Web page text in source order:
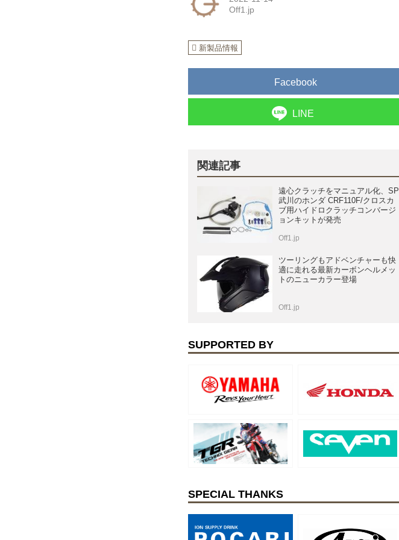
Off1.jp
新製品情報
Facebook
LINE
関連記事
遠心クラッチをマニュアル化、SP
武川のホンダ CRF110F/クロスカ
ブ用ハイドロクラッチコンバージ
ョンキットが発売
Off1.jp
ツーリングもアドベンチャーも快
適に走れる最新カーボンヘルメッ
トのニューカラー登場
Off1.jp
SUPPORTED BY
SPECIAL THANKS